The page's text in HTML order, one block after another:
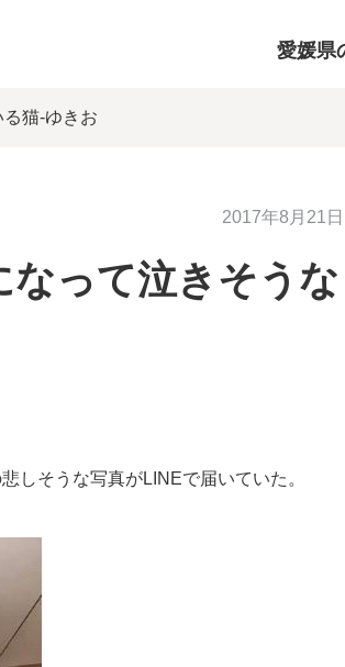
愛媛県
猫-ゆきお
2017年8月21
って泣きそうな
しそうな写真がLINEで届いていた。